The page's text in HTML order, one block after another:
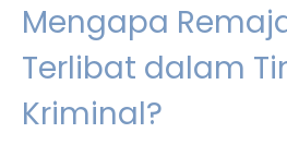
Mengapa
Terlibat dalam
Kriminal?